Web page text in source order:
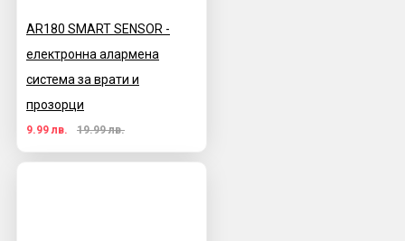
AR180 SMART SENSOR -
електронна алармена
система за врати и
прозорци
9.99 лв. 19.99 лв.